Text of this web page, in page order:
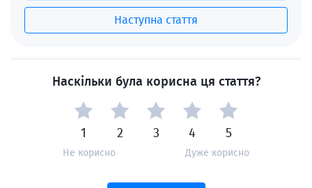
Наступна стаття
Наскільки була корисна ця стаття?
1 2 3 4 5
Не корисно Дуже корисно